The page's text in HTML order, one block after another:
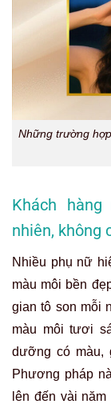
Những trường
Khách
nhiên, không
Nhiều phụ nữ
màu môi bền
gian tô son mỗi
màu môi tươi
dưỡng có màu,
Phương pháp
lên đến vài